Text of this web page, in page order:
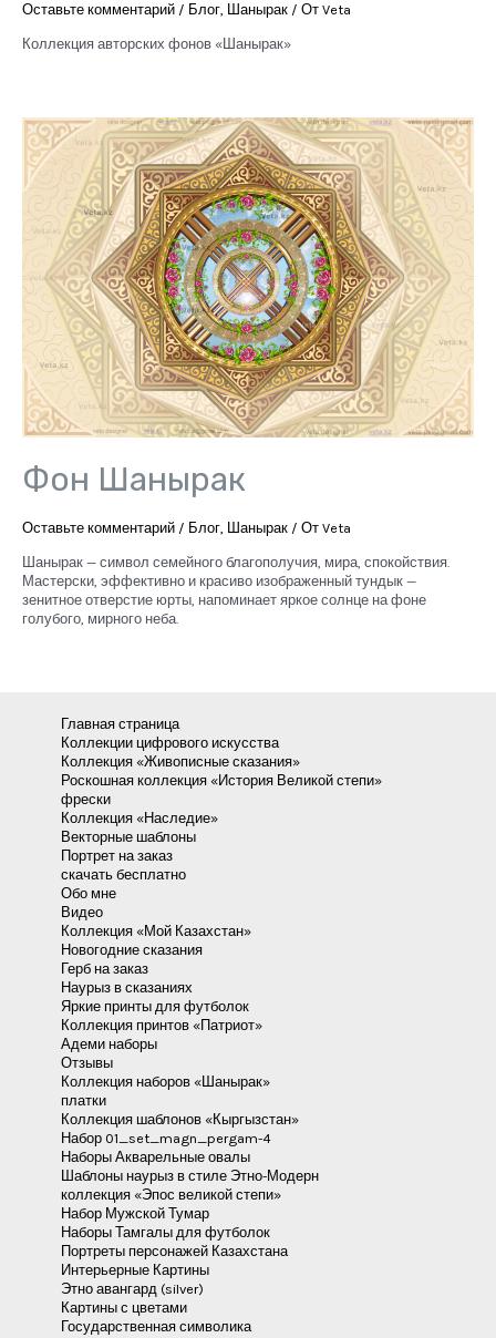
Оставьте комментарий / Блог, Шанырак / От Veta
Коллекция авторских фонов «Шанырак»
Фон Шанырак
Оставьте комментарий / Блог, Шанырак / От Veta
Шанырак — символ семейного благополучия, мира, спокойствия.
Мастерски, эффективно и красиво изображенный тундык —
зенитное отверстие юрты, напоминает яркое солнце на фоне
голубого, мирного неба.
Главная страница
Коллекции цифрового искусства
Коллекция «Живописные сказания»
Роскошная коллекция «История Великой степи»
фрески
Коллекция «Наследие»
Векторные шаблоны
Портрет на заказ
скачать бесплатно
Обо мне
Видео
Коллекция «Мой Казахстан»
Новогодние сказания
Герб на заказ
Наурыз в сказаниях
Яркие принты для футболок
Коллекция принтов «Патриот»
Адеми наборы
Отзывы
Коллекция наборов «Шанырак»
платки
Коллекция шаблонов «Кыргызстан»
Набор 01_set_magn_pergam-4
Наборы Акварельные овалы
Шаблоны наурыз в стиле Этно-Модерн
коллекция «Эпос великой степи»
Набор Мужской Тумар
Наборы Тамгалы для футболок
Портреты персонажей Казахстана
Интерьерные Картины
Этно авангард (silver)
Картины с цветами
Государственная символика